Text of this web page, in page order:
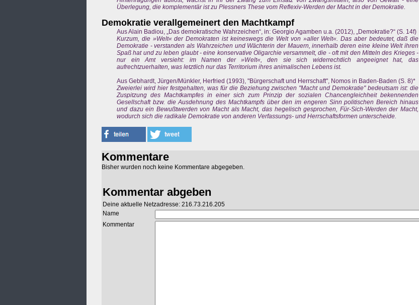
Überlegung, die komplementär ist zu Plessners These vom Reflexiv-Werden der Macht in der Demokratie.
Demokratie verallgemeinert den Machtkampf
Aus Alain Badiou, „Das demokratische Wahrzeichen“, in: Georgio Agamben u.a. (2012), „Demokratie?“ (S. 14f)
Kurzum, die »Welt« der Demokraten ist keineswegs die Welt von »aller Welt«. Das aber bedeutet, daß die
Demokratie - verstanden als Wahrzeichen und Wächterin der Mauern, innerhalb deren eine kleine Welt ihren
Spaß hat und zu leben glaubt - eine konservative Oligarchie versammelt, die - oft mit den Mitteln des Krieges -
nur ein Amt versieht: im Namen der »Welt«, den sie sich widerrechtlich angeeignet hat, das
aufrechtzuerhalten, was letztlich nur das Territorium ihres animalischen Lebens ist.
Aus Gebhardt, Jürgen/Münkler, Herfried (1993), "Bürgerschaft und Herrschaft", Nomos in Baden-Baden (S. 8)*
Zweierlei wird hier festgehalten, was für die Beziehung zwischen "Macht und Demokratie" bedeutsam ist: die
Zuspitzung des Machtkampfes in einer sich zum Prinzip der sozialen Chancengleichheit bekennenden
Gesellschaft bzw. die Ausdehnung des Machtkampfs über den im engeren Sinn politischen Bereich hinaus
und dazu ein Bewußtwerden von Macht als Macht, das hegelisch gesprochen, Für-Sich-Werden der Macht,
wodurch sich die radikale Demokratie von anderen Verfassungs- und Herrschaftsformen unterscheide.
Kommentare
Bisher wurden noch keine Kommentare abgegeben.
Kommentar abgeben
Deine aktuelle Netzadresse: 216.73.216.205
Name
Kommentar